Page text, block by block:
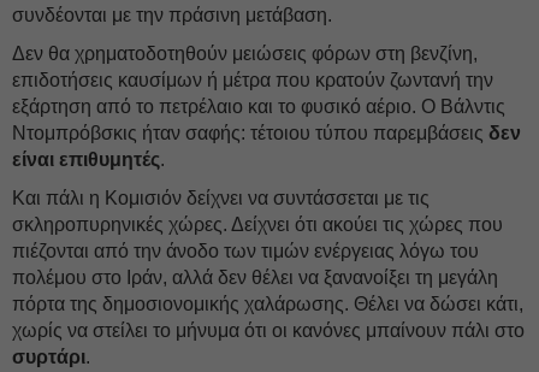
συνδέονται με την πράσινη μετάβαση.
Δεν θα χρηματοδοτηθούν μειώσεις φόρων στη βενζίνη,
επιδοτήσεις καυσίμων ή μέτρα που κρατούν ζωντανή την
εξάρτηση από το πετρέλαιο και το φυσικό αέριο. Ο Βάλντις
Ντομπρόβσκις ήταν σαφής: τέτοιου τύπου παρεμβάσεις δεν
είναι επιθυμητές.
Και πάλι η Κομισιόν δείχνει να συντάσσεται με τις
σκληροπυρηνικές χώρες. Δείχνει ότι ακούει τις χώρες που
πιέζονται από την άνοδο των τιμών ενέργειας λόγω του
πολέμου στο Ιράν, αλλά δεν θέλει να ξανανοίξει τη μεγάλη
πόρτα της δημοσιονομικής χαλάρωσης. Θέλει να δώσει κάτι,
χωρίς να στείλει το μήνυμα ότι οι κανόνες μπαίνουν πάλι στο
συρτάρι.